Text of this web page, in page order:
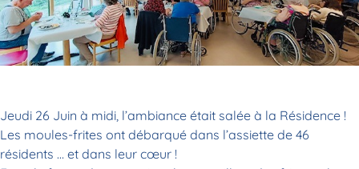
Jeudi 26 Juin à midi, l’ambiance était salée à la Résidence !
Les moules-frites ont débarqué dans l’assiette de 46
résidents … et dans leur cœur !